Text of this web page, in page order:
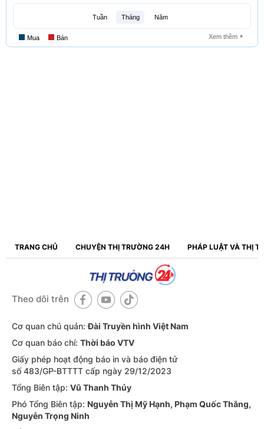
TRANG CHỦ CHUYỆN THỊ TRƯỜNG 24H PHÁP LUẬT VÀ THỊ
Theo dõi trên
Cơ quan chủ quản:Đài Truyền hình Việt Nam
Cơ quan báo chí: Thời báo VTV
Giấy phép hoạt động báo in và báo điện tử
số 483/GP-BTTTT cấp ngày 29/12/2023
Tổng Biên tập: Vũ Thanh Thủy
Phó Tổng Biên tập: Nguyễn Thị Mỹ Hạnh, Phạm Quốc Thắng,
Nguyễn Trọng Ninh